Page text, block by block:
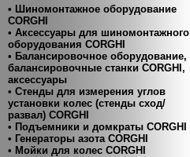
• Шиномонтажное оборудование
CORGHI
• Аксессуары для шиномонтажного
оборудования CORGHI
• Балансировочное оборудование,
балансировочные станки CORGHI,
аксессуары
• Стенды для измерения углов
установки колес (стенды сход/
развал) CORGHI
• Подъемники и домкраты CORGHI
• Генераторы азота CORGHI
• Мойки для колес CORGHI